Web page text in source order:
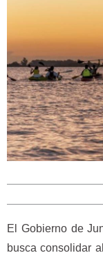
El Gobierno de
busca consolidar